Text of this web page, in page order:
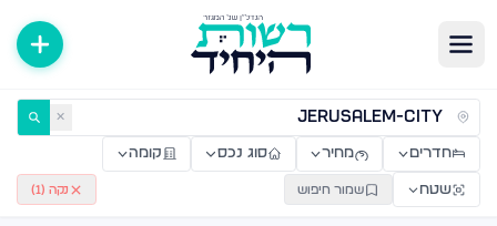
דירות למכירה ולהשכרה — רשות היחיד ✕
חדרים מחיר סוג נכס קומה
שטח שמור חיפוש נקה ( 1
)